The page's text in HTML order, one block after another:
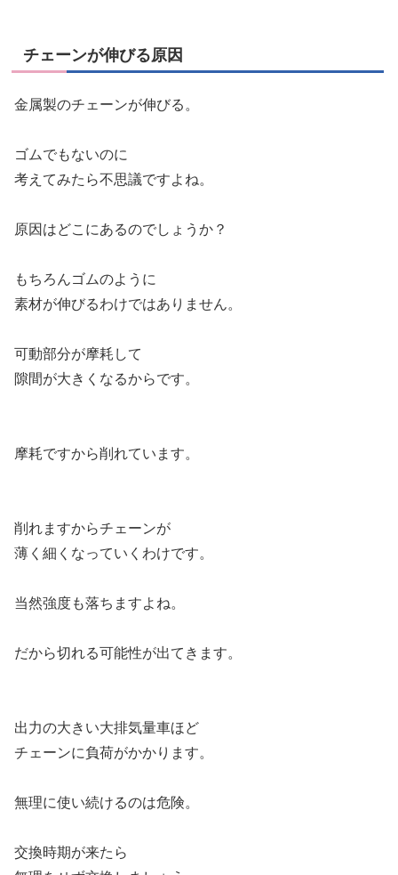
チェーンが伸びる原因
金属製のチェーンが伸びる。
ゴムでもないのに
考えてみたら不思議ですよね。
原因はどこにあるのでしょうか？
もちろんゴムのように
素材が伸びるわけではありません。
可動部分が摩耗して
隙間が大きくなるからです。
摩耗ですから削れています。
削れますからチェーンが
薄く細くなっていくわけです。
当然強度も落ちますよね。
だから切れる可能性が出てきます。
出力の大きい大排気量車ほど
チェーンに負荷がかかります。
無理に使い続けるのは危険。
交換時期が来たら